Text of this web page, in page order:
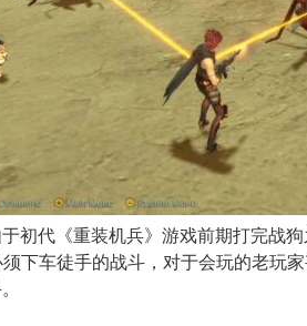
初代《重装机兵》游戏前期打完战
下车徒手的战斗，对于会玩的老玩